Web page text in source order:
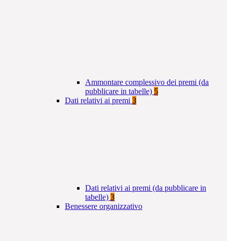
Ammontare complessivo dei premi (da
pubblicare in tabelle) 5
Dati relativi ai premi 3
Dati relativi ai premi (da pubblicare in
tabelle) 3
Benessere organizzativo